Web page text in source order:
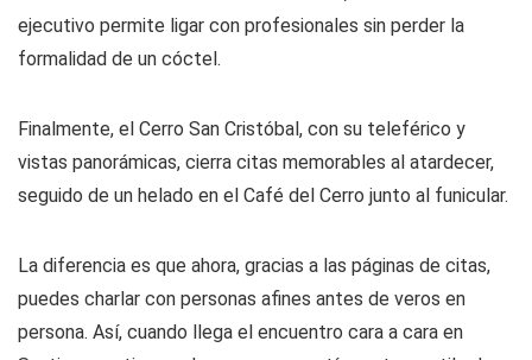
ejecutivo permite ligar con profesionales sin perder la
formalidad de un cóctel.
Finalmente, el Cerro San Cristóbal, con su teleférico y
vistas panorámicas, cierra citas memorables al atardecer,
seguido de un helado en el Café del Cerro junto al funicular.
La diferencia es que ahora, gracias a las páginas de citas,
puedes charlar con personas afines antes de veros en
persona. Así, cuando llega el encuentro cara a cara en